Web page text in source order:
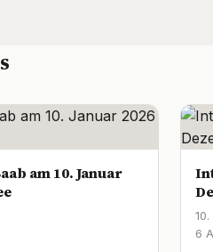
am 10. Januar
6